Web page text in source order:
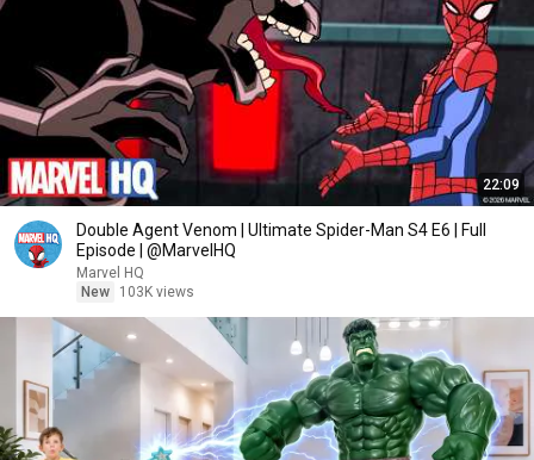
22:09
Double Agent Venom | Ultimate Spider-Man S4 E6 | Full
Episode | @MarvelHQ
Marvel HQ
New
103K views